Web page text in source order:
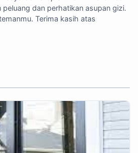
dan perhatikan asupan gizi.
Terima kasih atas